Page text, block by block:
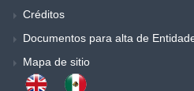
Créditos
Documentos para alta de
Mapa de sitio